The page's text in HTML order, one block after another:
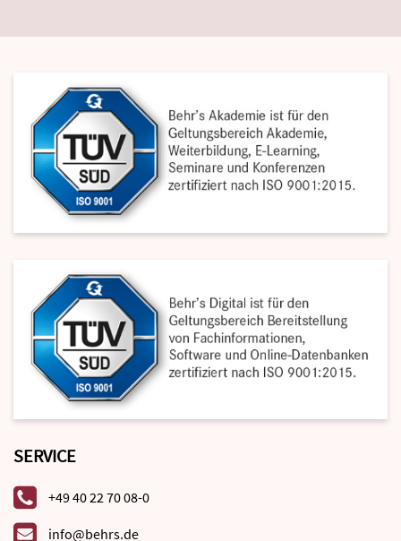
SERVICE
+49 40 22 70 08-0
info@behrs.de